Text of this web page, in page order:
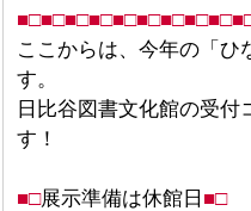
ここからは、今年の「ひ
す。
日比谷図書文化館の受
す！
■□展示準備は休館日 ■□